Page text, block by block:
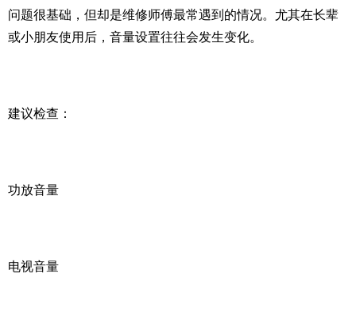
问题很基础，但却是维修师傅最常遇到的情况。尤其在长辈
或小朋友使用后，音量设置往往会发生变化。
建议检查：
功放音量
电视音量